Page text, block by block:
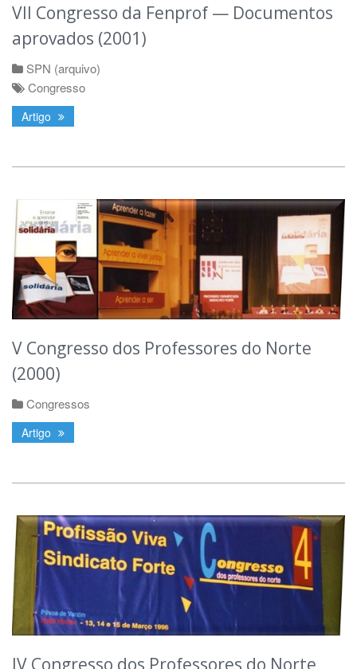
VII Congresso da Fenprof — Documentos
aprovados (2001)
SPN (arquivo)
Congresso
Artigo
V Congresso dos Professores do Norte
(2000)
Congressos
Artigo
IV Congresso dos Professores do Norte